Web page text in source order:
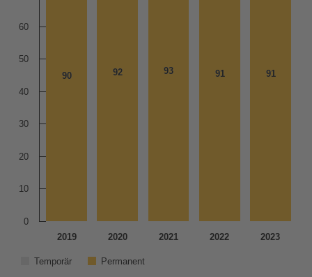
90
90 92
92 93
93 91
91 91
91
Temporär Permanent
2019 2020 2021 2022 2023
0
10
20
30
40
50
60